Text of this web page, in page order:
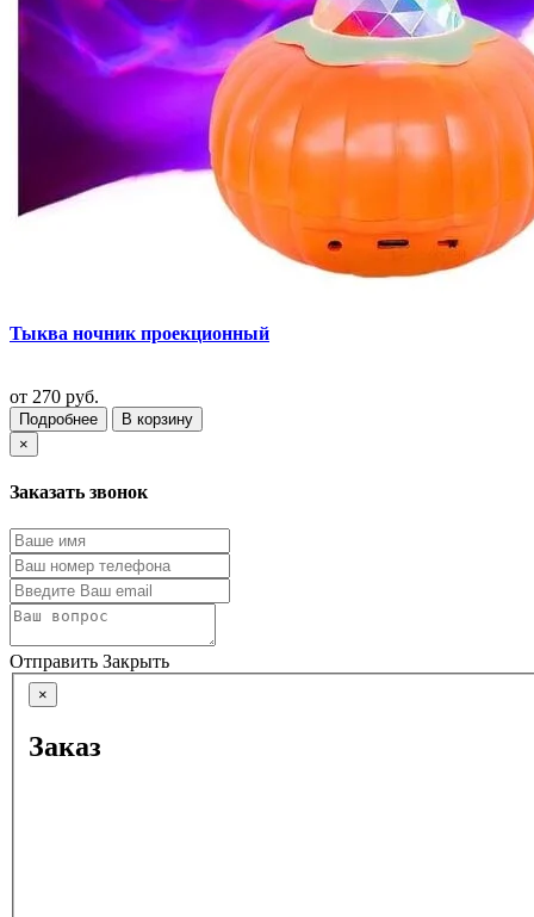
Тыква ночник проекционный
от 270 руб.
Подробнее
В корзину
×
Заказать звонок
Отправить Закрыть
×
Заказ